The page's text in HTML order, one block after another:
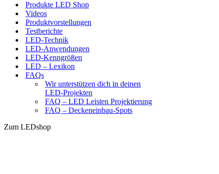
Produkte LED Shop
Videos
Produktvorstellungen
Testberichte
LED-Technik
LED-Anwendungen
LED-Kenngrößen
LED – Lexikon
FAQs
Wir unterstützen dich in deinen
LED-Projekten
FAQ – LED Leisten Projektierung
FAQ – Deckeneinbau-Spots
Zum LEDshop